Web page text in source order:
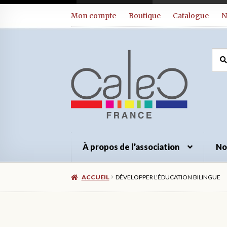
Mon compte Boutique Catalogue
À propos de l’association
ACCUEIL DÉVELOPPER L’ÉDUCATION BILINGUE